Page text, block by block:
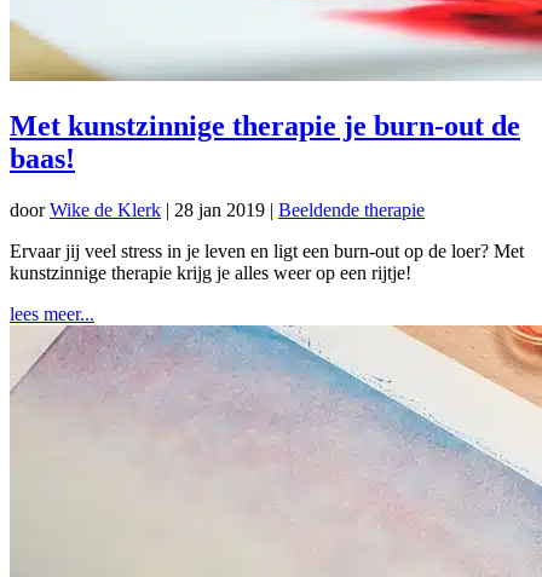
Met kunstzinnige therapie je burn-out de
baas!
doorWike de Klerk | 28 jan 2019 | Beeldende therapie
Ervaar jij veel stress in je leven en ligt een burn-out op de loer? Met
kunstzinnige therapie krijg je alles weer op een rijtje!
lees meer...